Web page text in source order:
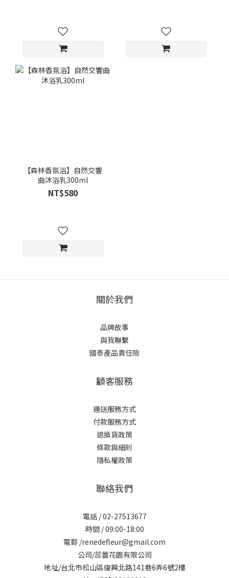
【森林香氛浴】自然交響
曲沐浴乳300ml
NT$580
關於我們
品牌故事
與我聯繫
國泰產品責任險
顧客服務
運送服務方式
付款服務方式
退換貨政策
條款與細則
隱私權政策
聯絡我們
電話 / 02-27513677
時間 / 09:00-18:00
電郵 /renedefleur@gmail.com
公司/蕊蕾花園有限公司
地址/台北市松山區復興北路141巷6弄6號2樓